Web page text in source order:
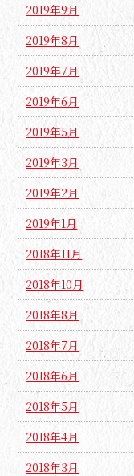
2019年9月
2019年8月
2019年7月
2019年6月
2019年5月
2019年3月
2019年2月
2019年1月
2018年11月
2018年10月
2018年8月
2018年7月
2018年6月
2018年5月
2018年4月
2018年3月